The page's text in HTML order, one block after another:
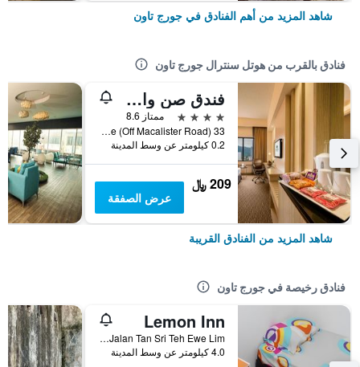
شاهد المزيد من أهم الفنادق في جورج تاون
فنادق بالقرب من هوتل سنترال جورج تاون
فندق صن واي جورجتاون بينانغ
4 نجوم
ممتاز 8.6
33 New Lane (Off Macalister Road), جورج تاون, ماليزيا
0.2 كيلومتر عن وسط المدينة
209 ﷼
عرض الصفقة
شاهد المزيد من الفنادق القريبة
فنادق رخيصة في جورج تاون
Lemon Inn
108a & 108b, Jalan Tan Sri Teh Ewe Lim, جورج تاون, ماليزيا
4.0 كيلومتر عن وسط المدينة